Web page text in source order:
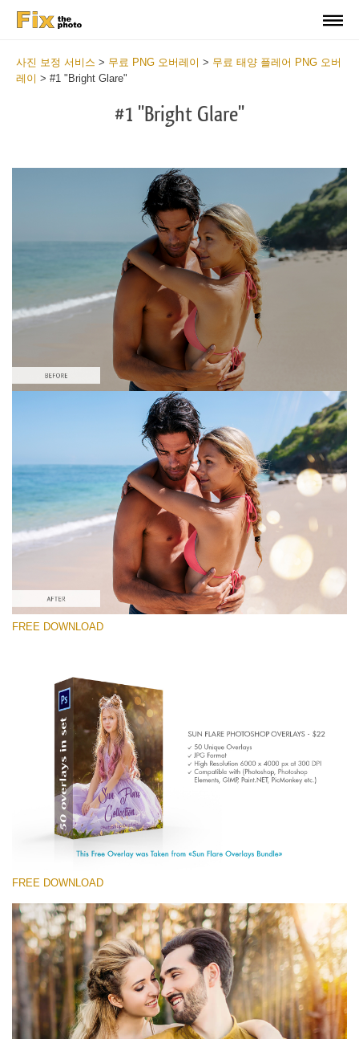
사진 보정 서비스 > 무료 PNG 오버레이 > 무료 태양 플레어 PNG 오버
레이 > #1 "Bright Glare"
#1 "Bright Glare"
선택 해주세요
Free PNG Overlay #1
Small 800*533px
Large 6000*4000px
Large 6000*4000px
Entire Collection
(1783 Overlays)
Large 6000*4000px
무료 다운로드
FREE DOWNLOAD
FREE DOWNLOAD